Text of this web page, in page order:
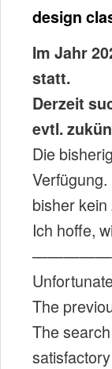
design
Im Jahr
statt.
Derzeit
evtl.
Die
bisher
Ich hoffe,
The
The